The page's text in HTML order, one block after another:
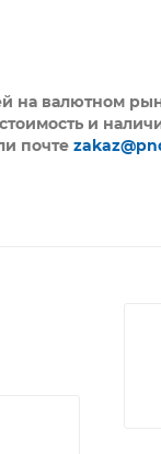
на валютном
и
почте